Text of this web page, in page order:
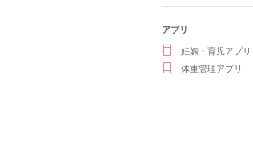
アプリ
妊娠・育児アプリ
体重管理アプリ